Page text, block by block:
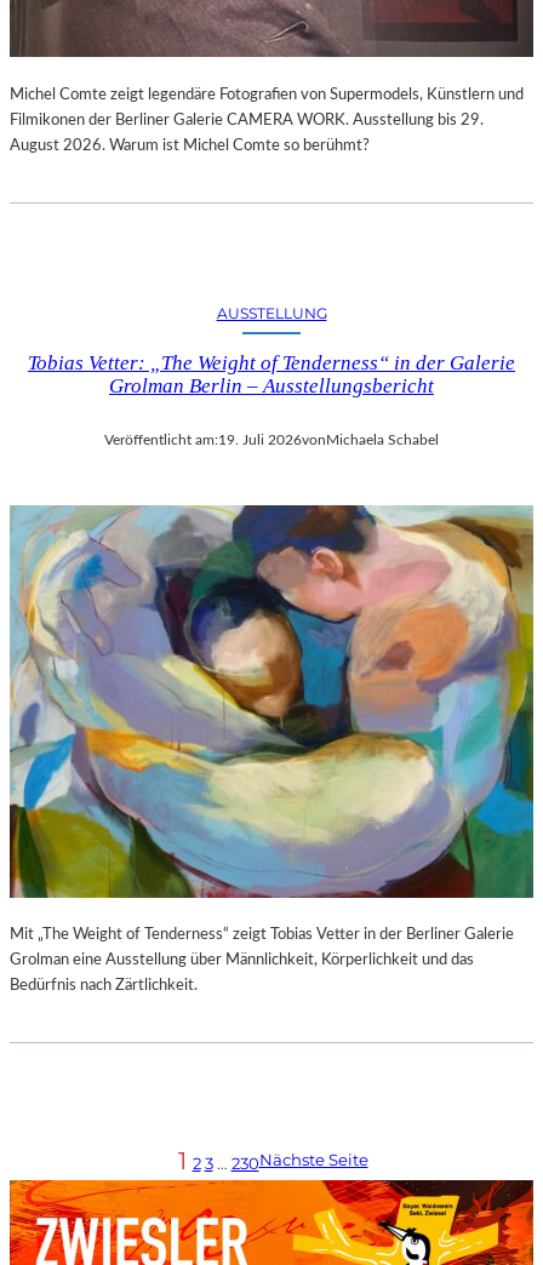
Michel Comte zeigt legendäre Fotografien von Supermodels, Künstlern und
Filmikonen der Berliner Galerie CAMERA WORK. Ausstellung bis 29.
August 2026. Warum ist Michel Comte so berühmt?
AUSSTELLUNG
Tobias Vetter: „The Weight of Tenderness“ in der Galerie
Grolman Berlin – Ausstellungsbericht
Veröffentlicht am:19. Juli 2026vonMichaela Schabel
Mit „The Weight of Tenderness“ zeigt Tobias Vetter in der Berliner Galerie
Grolman eine Ausstellung über Männlichkeit, Körperlichkeit und das
Bedürfnis nach Zärtlichkeit.
1 2 3 … 230Nächste Seite